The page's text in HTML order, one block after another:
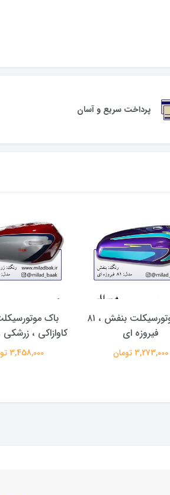
پرداخت سریع و آسان
باک موتورسیکلت بنفش ، ۸۱
فیروزه ای
3,273,000 تومان
باک
کاوازاکی ،
3,458,000 تومان